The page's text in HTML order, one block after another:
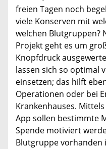
freien Tagen noch
viele Konserven mit
welchen Blutgruppen?
Projekt geht es um
Knopfdruck
lassen sich so optimal
einsetzen; das hilft
Operationen oder bei
Krankenhauses.
App sollen bestimmte
Spende motiviert
Blutgruppe vorhanden